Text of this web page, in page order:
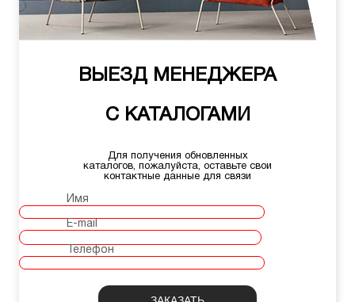
ВЫЕЗД МЕНЕДЖЕРА
С КАТАЛОГАМИ
Для получения обновленных
каталогов, пожалуйста, оставьте свои
контактные данные для связи
Имя
E-mail
Телефон